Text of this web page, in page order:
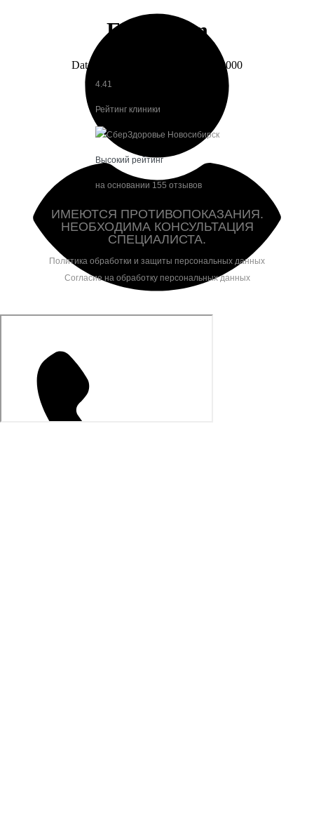
4.41
Рейтинг клиники
Высокий рейтинг
на основании 155 отзывов
ИМЕЮТСЯ ПРОТИВОПОКАЗАНИЯ.
НЕОБХОДИМА КОНСУЛЬТАЦИЯ
СПЕЦИАЛИСТА.
Политика обработки и защиты персональных данных
Согласие на обработку персональных данных